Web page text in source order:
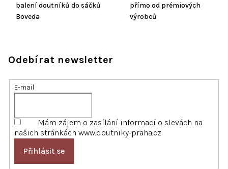
balení doutníků do sáčků
Boveda
přímo od prémiových
výrobců
Odebírat newsletter
E-mail
Mám zájem o zasílání informací o slevách na
našich stránkách www.doutniky-praha.cz
Přihlásit se